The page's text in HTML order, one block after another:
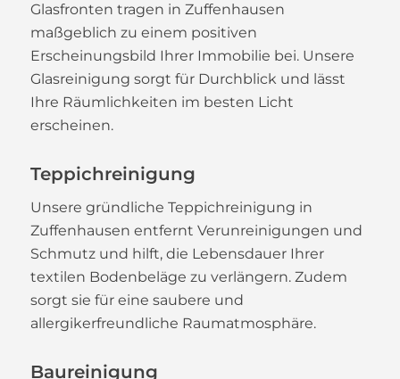
Glasfronten tragen in Zuffenhausen
maßgeblich zu einem positiven
Erscheinungsbild Ihrer Immobilie bei. Unsere
Glasreinigung sorgt für Durchblick und lässt
Ihre Räumlichkeiten im besten Licht
erscheinen.
Teppichreinigung
Unsere gründliche Teppichreinigung in
Zuffenhausen entfernt Verunreinigungen und
Schmutz und hilft, die Lebensdauer Ihrer
textilen Bodenbeläge zu verlängern. Zudem
sorgt sie für eine saubere und
allergikerfreundliche Raumatmosphäre.
Baureinigung